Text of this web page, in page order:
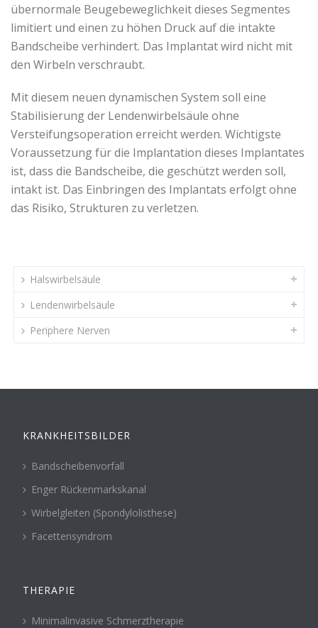
übernormale Beugebeweglichkeit dieses Segmentes
limitiert und einen zu höhen Druck auf die intakte
Bandscheibe verhindert. Das Implantat wird nicht mit
den Wirbeln verschraubt.
Mit diesem neuen dynamischen System soll eine
Stabilisierung der Lendenwirbelsäule ohne
Versteifungsoperation erreicht werden. Wichtigste
Voraussetzung für die Implantation dieses Implantates
ist, dass die Bandscheibe, die geschützt werden soll,
intakt ist. Das Einbringen des Implantats erfolgt ohne
das Risiko, Strukturen zu verletzen.
Halswirbelsäule
Lendenwirbelsäule
Periphere Nerven
KRANKHEITSBILDER
Bandscheibenvorfall
Enger Rückenmarkskanal
Wirbelgleiten (Spondylolisthese)
Facettensyndrom
THERAPIE
Minimalinvasive Schmerztherapie